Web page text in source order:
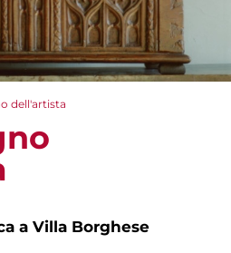
dell'artista
a Villa Borghese